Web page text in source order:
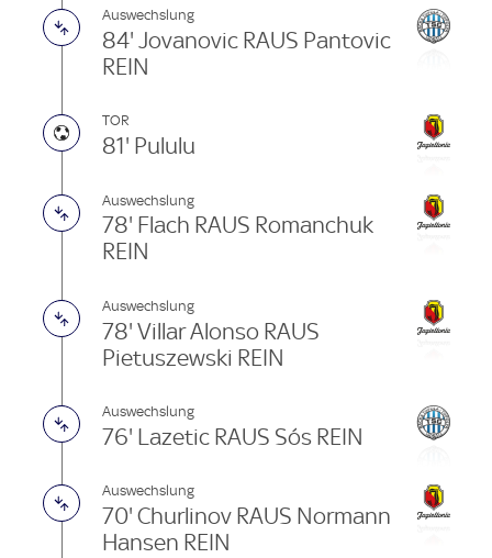
Auswechslung
84' Jovanovic RAUS Pantovic
REIN
TOR
81' Pululu
Auswechslung
78' Flach RAUS Romanchuk
REIN
Auswechslung
78' Villar Alonso RAUS
Pietuszewski REIN
Auswechslung
76' Lazetic RAUS Sós REIN
Auswechslung
70' Churlinov RAUS Normann
Hansen REIN